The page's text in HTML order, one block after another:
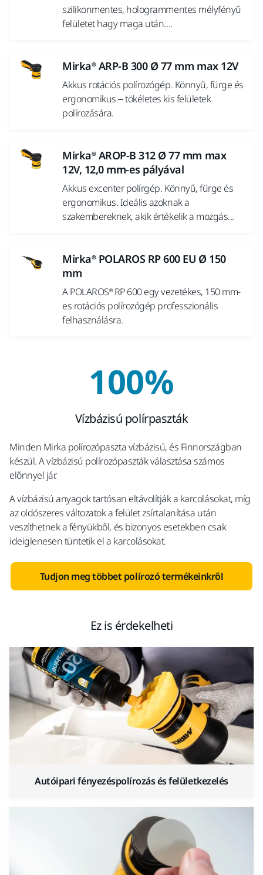
szilikonmentes, hologrammentes mélyfényű
felületet hagy maga után....
Mirka® ARP-B 300 Ø 77 mm max 12V
Akkus rotációs polírozógép. Könnyű, fürge és
ergonomikus – tökéletes kis felületek
polírozására.
Mirka® AROP-B 312 Ø 77 mm max
12V, 12,0 mm-es pályával
Akkus excenter polírgép. Könnyű, fürge és
ergonomikus. Ideális azoknak a
szakembereknek, akik értékelik a mozgás...
Mirka® POLAROS RP 600 EU Ø 150
mm
A POLAROS® RP 600 egy vezetékes, 150 mm-
es rotációs polírozógép professzionális
felhasználásra.
100%
Vízbázisú polírpaszták
Minden Mirka polírozópaszta vízbázisú, és Finnországban
készül. A vízbázisú polírozópaszták választása számos
előnnyel jár.
A vízbázisú anyagok tartósan eltávolítják a karcolásokat, míg
az oldószeres változatok a felület zsírtalanítása után
veszíthetnek a fényükből, és bizonyos esetekben csak
ideiglenesen tüntetik el a karcolásokat.
Tudjon meg többet polírozó termékeinkről
Ez is érdekelheti
Autóipari fényezéspolírozás és felületkezelés